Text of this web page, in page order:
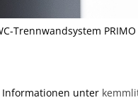
Trennwandsystem
Informationen unter